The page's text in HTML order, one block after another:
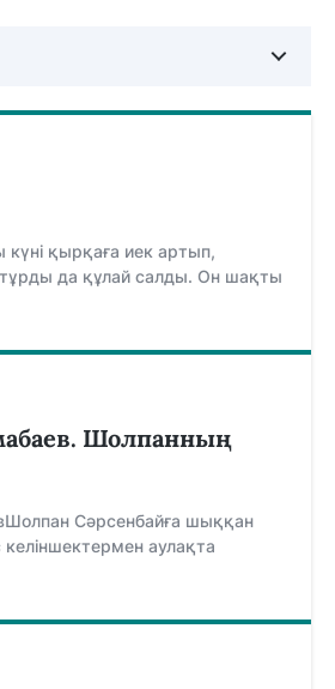
қырқаға иек артып,
тұрды да құлай салды. Он шақты
Шолпанның
Сәрсенбайға шыққан
аулақта